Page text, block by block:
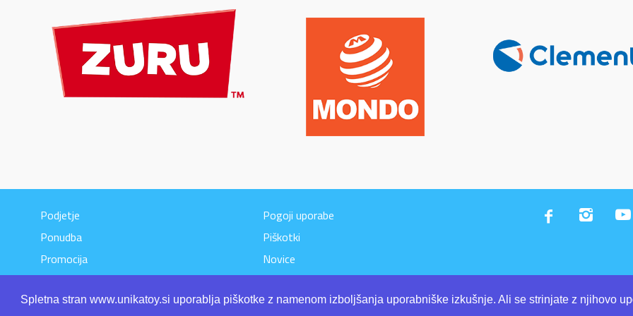
Spletna stran www.unikatoy.si uporablja piškotke z namenom izboljšanja uporabniške izkušnje. Ali se strinjate z njihovo
Podjetje
Ponudba
Promocija
Kontakt
Video
Pogoji uporabe
Piškotki
Novice